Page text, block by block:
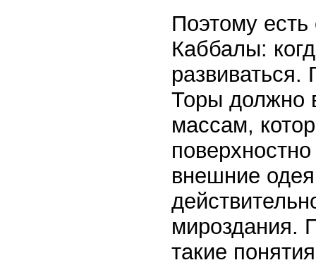
Поэтому есть
Каббалы:
Торы должно
массам,
внешние
мироздания.
такие